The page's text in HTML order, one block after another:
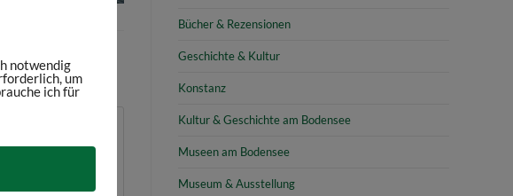
Bücher & Rezensionen
Geschichte & Kultur
Konstanz
Kultur & Geschichte am Bodensee
Museen am Bodensee
Museum & Ausstellung
notwendig
um
ich für